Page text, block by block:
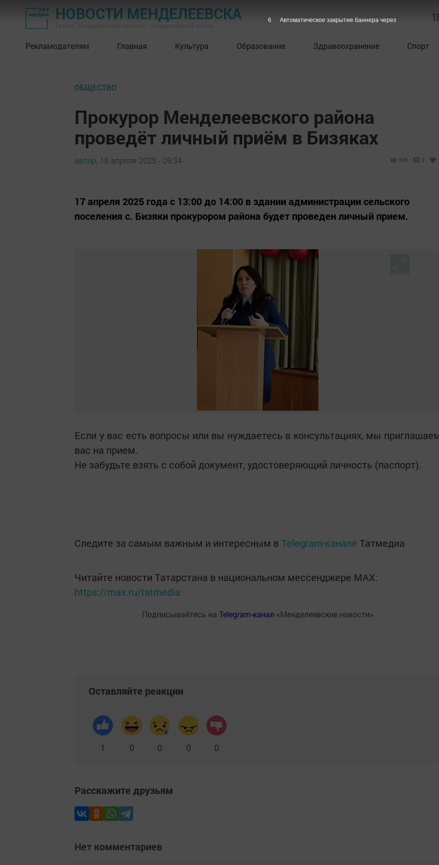
НОВОСТИ МЕНДЕЛЕЕВСКА
Рекламодателям Главная Культура Образование Здравоохранение Спорт
ОБЩЕСТВО
Прокурор Менделеевского района
проведёт личный приём в Бизяках
автор, 16 апреля 2025 - 09:34 536 0
17 апреля 2025 года с 13:00 до 14:00 в здании администрации сельского
поселения с. Бизяки прокурором района будет проведен личный прием.
Если у вас есть вопросы или вы нуждаетесь в консультациях, мы
вас на прием.
Не забудьте взять с собой документ, удостоверяющий личность (паспорт).
Следите за самым важным и интересным в Telegram-канале Татмедиа
Читайте новости Татарстана в национальном мессенджере MАХ:
https://max.ru/tatmedia
Подписывайтесь на Telegram-канал «Менделеевские новости»
Оставляйте реакции
1 0 0 0 0
Расскажите друзьям
Нет комментариев
5 Автоматическое закрытие баннера через